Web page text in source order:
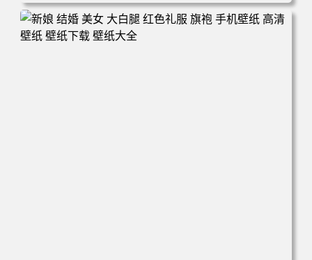
电脑壁纸 心态好 情绪好 身体好 运气就好 手机壁纸 高清壁
纸 壁纸下载 壁纸大全